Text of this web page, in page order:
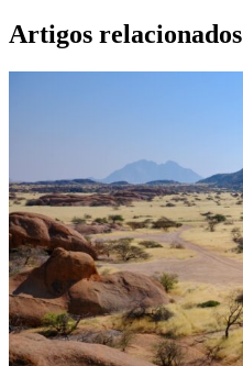
Artigos relacionados